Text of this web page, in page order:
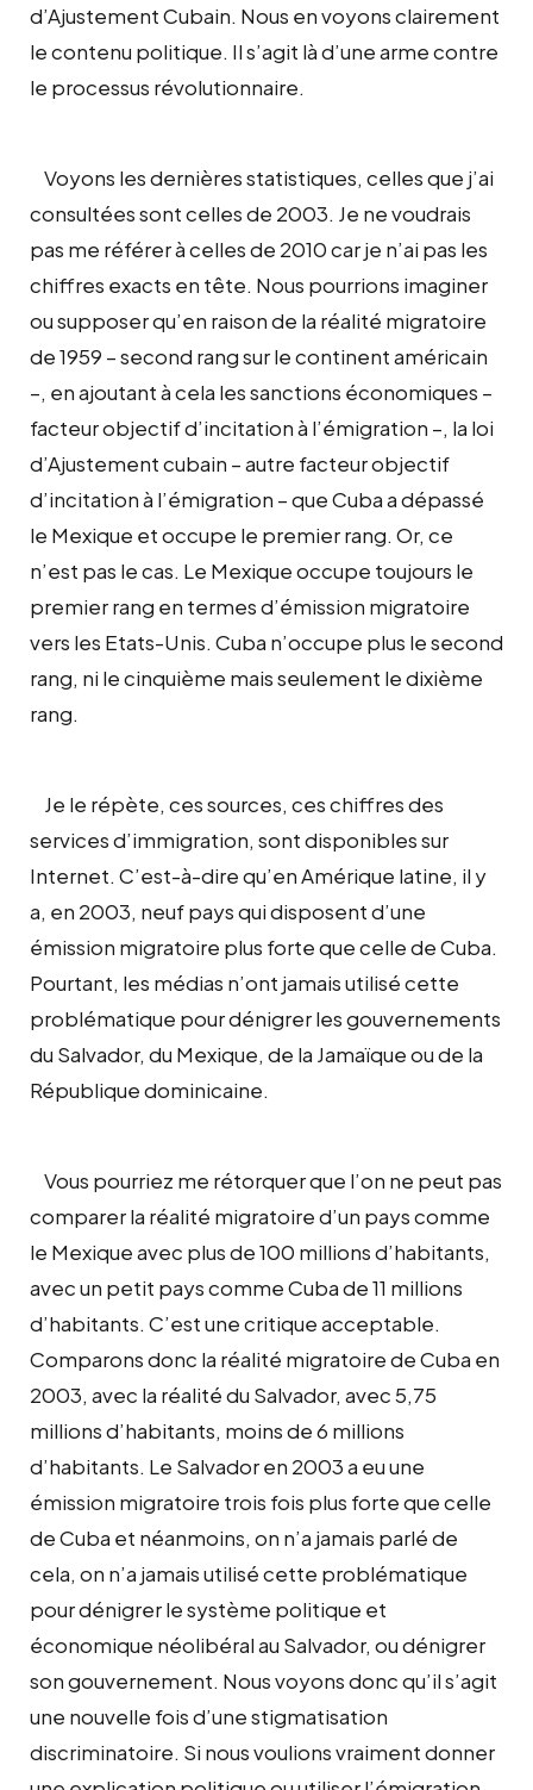
d’Ajustement Cubain. Nous en voyons clairement
le contenu politique. Il s’agit là d’une arme contre
le processus révolutionnaire.
Voyons les dernières statistiques, celles que j’ai
consultées sont celles de 2003. Je ne voudrais
pas me référer à celles de 2010 car je n’ai pas les
chiffres exacts en tête. Nous pourrions imaginer
ou supposer qu’en raison de la réalité migratoire
de 1959 – second rang sur le continent américain
–, en ajoutant à cela les sanctions économiques –
facteur objectif d’incitation à l’émigration –, la loi
d’Ajustement cubain – autre facteur objectif
d’incitation à l’émigration – que Cuba a dépassé
le Mexique et occupe le premier rang. Or, ce
n’est pas le cas. Le Mexique occupe toujours le
premier rang en termes d’émission migratoire
vers les Etats-Unis. Cuba n’occupe plus le second
rang, ni le cinquième mais seulement le dixième
rang.
Je le répète, ces sources, ces chiffres des
services d’immigration, sont disponibles sur
Internet. C’est-à-dire qu’en Amérique latine, il y
a, en 2003, neuf pays qui disposent d’une
émission migratoire plus forte que celle de Cuba.
Pourtant, les médias n’ont jamais utilisé cette
problématique pour dénigrer les gouvernements
du Salvador, du Mexique, de la Jamaïque ou de la
République dominicaine.
Vous pourriez me rétorquer que l’on ne peut pas
comparer la réalité migratoire d’un pays comme
le Mexique avec plus de 100 millions d’habitants,
avec un petit pays comme Cuba de 11 millions
d’habitants. C’est une critique acceptable.
Comparons donc la réalité migratoire de Cuba en
2003, avec la réalité du Salvador, avec 5,75
millions d’habitants, moins de 6 millions
d’habitants. Le Salvador en 2003 a eu une
émission migratoire trois fois plus forte que celle
de Cuba et néanmoins, on n’a jamais parlé de
cela, on n’a jamais utilisé cette problématique
pour dénigrer le système politique et
économique néolibéral au Salvador, ou dénigrer
son gouvernement. Nous voyons donc qu’il s’agit
une nouvelle fois d’une stigmatisation
discriminatoire. Si nous voulions vraiment donner